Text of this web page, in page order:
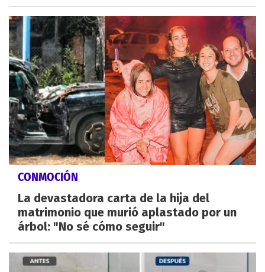
CONMOCIÓN
La devastadora carta de la hija del
matrimonio que murió aplastado por un
árbol: "No sé cómo seguir"